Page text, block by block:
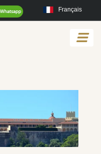
Français